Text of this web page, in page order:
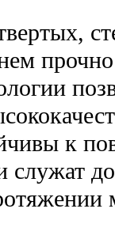
к
служат